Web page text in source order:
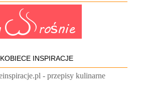
KOBIECE INSPIRACJE